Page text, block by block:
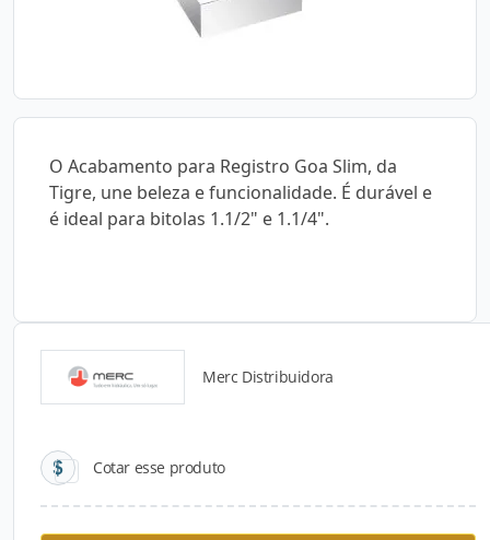
O Acabamento para Registro Goa Slim, da
Tigre, une beleza e funcionalidade. É durável e
é ideal para bitolas 1.1/2" e 1.1/4".
Merc Distribuidora
Cotar esse produto
Catálogos para Download